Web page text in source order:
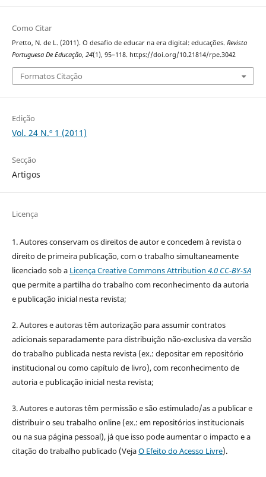
Como Citar
Pretto, N. de L. (2011). O desafio de educar na era digital: educações. Revista
Portuguesa De Educação, 24(1), 95–118. https://doi.org/10.21814/rpe.3042
Formatos Citação
Edição
Vol. 24 N.º 1 (2011)
Secção
Artigos
Licença
1. Autores conservam os direitos de autor e concedem à revista o
direito de primeira publicação, com o trabalho simultaneamente
licenciado sob a Licença Creative Commons Attribution 4.0 CC-BY-SA
que permite a partilha do trabalho com reconhecimento da autoria
e publicação inicial nesta revista;
2. Autores e autoras têm autorização para assumir contratos
adicionais separadamente para distribuição não-exclusiva da versão
do trabalho publicada nesta revista (ex.: depositar em repositório
institucional ou como capítulo de livro), com reconhecimento de
autoria e publicação inicial nesta revista;
3. Autores e autoras têm permissão e são estimulado/as a publicar e
distribuir o seu trabalho online (ex.: em repositórios institucionais
ou na sua página pessoal), já que isso pode aumentar o impacto e a
citação do trabalho publicado (VejaO Efeito do Acesso Livre).